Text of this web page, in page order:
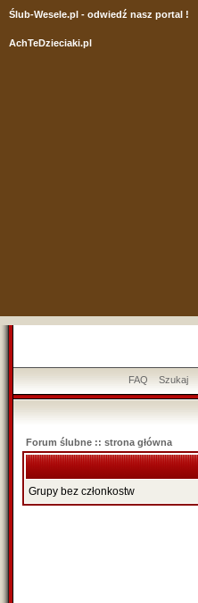
Ślub-Wesele.pl - odwiedź nasz portal !
AchTeDzieciaki.pl
FAQ Szukaj
Forum ślubne :: strona główna
Grupy bez członkostw